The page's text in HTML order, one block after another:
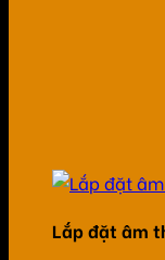
Lắp đặt âm